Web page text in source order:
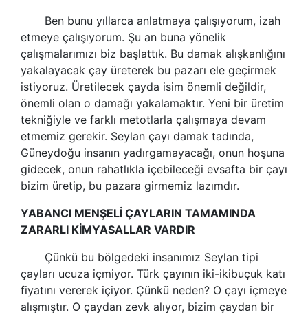
Ben bunu yıllarca anlatmaya çalışıyorum, izah
etmeye çalışıyorum. Şu an buna yönelik
çalışmalarımızı biz başlattık. Bu damak alışkanlığını
yakalayacak çay üreterek bu pazarı ele geçirmek
istiyoruz. Üretilecek çayda isim önemli değildir,
önemli olan o damağı yakalamaktır. Yeni bir üretim
tekniğiyle ve farklı metotlarla çalışmaya devam
etmemiz gerekir. Seylan çayı damak tadında,
Güneydoğu insanın yadırgamayacağı, onun hoşuna
gidecek, onun rahatlıkla içebileceği evsafta bir çayı
bizim üretip, bu pazara girmemiz lazımdır.
YABANCI MENŞELİ ÇAYLARIN TAMAMINDA
ZARARLI KİMYASALLAR VARDIR
Çünkü bu bölgedeki insanımız Seylan tipi
çayları ucuza içmiyor. Türk çayının iki-ikibuçuk katı
fiyatını vererek içiyor. Çünkü neden? O çayı içmeye
alışmıştır. O çaydan zevk alıyor, bizim çaydan bir